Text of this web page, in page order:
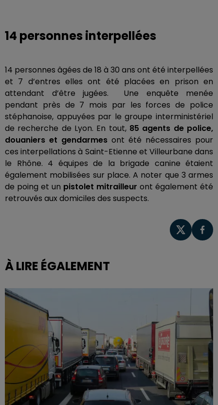
14 personnes interpellées
14 personnes âgées de 18 à 30 ans ont été interpellées
et 7 d’entres elles ont été placées en prison en
attendant d’être jugées. Une enquête menée
pendant près de 7 mois par les forces de police
stéphanoise, appuyées par le groupe interministériel
de recherche de Lyon. En tout,85 agents de police,
douaniers et gendarmes ont été nécessaires pour
ces interpellations à Saint-Etienne et Villeurbane dans
le Rhône. 4 équipes de la brigade canine étaient
également mobilisées sur place. A noter que 3 armes
de poing et un pistolet mitrailleur ont également été
retrouvés aux domiciles des suspects.
À LIRE ÉGALEMENT